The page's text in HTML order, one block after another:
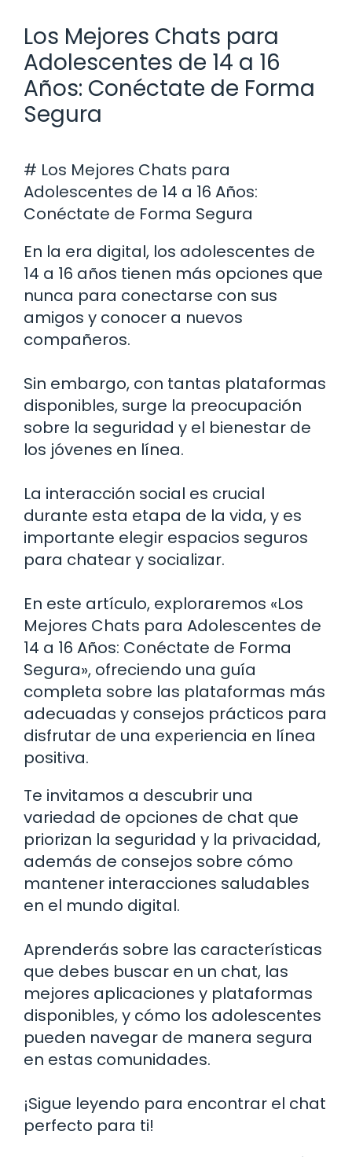
Los Mejores Chats para
Adolescentes de 14 a 16
Años: Conéctate de Forma
Segura
# Los Mejores Chats para
Adolescentes de 14 a 16 Años:
Conéctate de Forma Segura
En la era digital, los adolescentes de
14 a 16 años tienen más opciones que
nunca para conectarse con sus
amigos y conocer a nuevos
compañeros.
Sin embargo, con tantas plataformas
disponibles, surge la preocupación
sobre la seguridad y el bienestar de
los jóvenes en línea.
La interacción social es crucial
durante esta etapa de la vida, y es
importante elegir espacios seguros
para chatear y socializar.
En este artículo, exploraremos «Los
Mejores Chats para Adolescentes de
14 a 16 Años: Conéctate de Forma
Segura», ofreciendo una guía
completa sobre las plataformas más
adecuadas y consejos prácticos para
disfrutar de una experiencia en línea
positiva.
Te invitamos a descubrir una
variedad de opciones de chat que
priorizan la seguridad y la privacidad,
además de consejos sobre cómo
mantener interacciones saludables
en el mundo digital.
Aprenderás sobre las características
que debes buscar en un chat, las
mejores aplicaciones y plataformas
disponibles, y cómo los adolescentes
pueden navegar de manera segura
en estas comunidades.
¡Sigue leyendo para encontrar el chat
perfecto para ti!